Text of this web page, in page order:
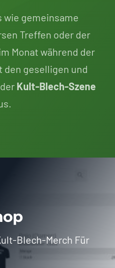
wie gemeinsame
Treffen oder der
Monat während der
geselligen und
Kult-Blech-Szene
Blech-Merch Für